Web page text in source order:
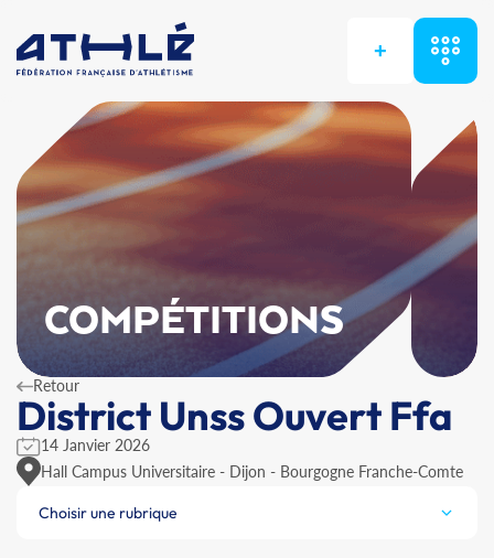
+
COMPÉTITIONS
Retour
District Unss Ouvert Ffa
14 Janvier 2026
Hall Campus Universitaire - Dijon - Bourgogne Franche-Comte
Choisir une rubrique